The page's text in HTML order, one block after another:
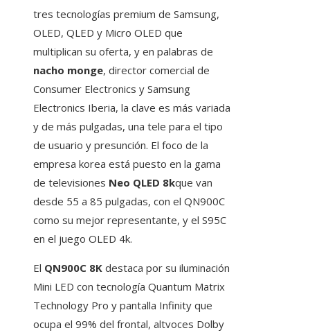
tres tecnologías premium de Samsung,
OLED, QLED y Micro OLED que
multiplican su oferta, y en palabras de
nacho monge, director comercial de
Consumer Electronics y Samsung
Electronics Iberia, la clave es más variada
y de más pulgadas, una tele para el tipo
de usuario y presunción. El foco de la
empresa korea está puesto en la gama
de televisiones Neo QLED 8kque van
desde 55 a 85 pulgadas, con el QN900C
como su mejor representante, y el S95C
en el juego OLED 4k.
El QN900C 8K destaca por su iluminación
Mini LED con tecnología Quantum Matrix
Technology Pro y pantalla Infinity que
ocupa el 99% del frontal, altvoces Dolby